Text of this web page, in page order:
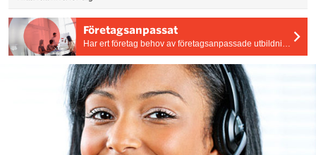
Företagsanpassat
Har ert företag behov av företagsanpassade utbildningar? Vi skräddarsyr utbildningens tid, plats och innehåll efter era behov.